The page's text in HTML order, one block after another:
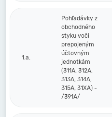
1.a.
Pohľadávky z
obchodného
styku voči
prepojeným
účtovným
jednotkám
(311A, 312A,
313A, 314A,
315A, 31XA) -
/391A/